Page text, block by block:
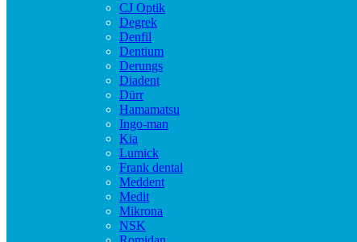
CJ Optik
Degrek
Denfil
Dentium
Derungs
Diadent
Dürr
Hamamatsu
Ingo-man
Kia
Lumick
Frank dental
Meddent
Medit
Mikrona
NSK